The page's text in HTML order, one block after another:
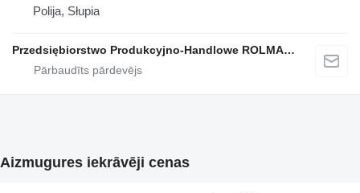
Polija, Słupia
Przedsiębiorstwo Produkcyjno-Handlowe ROLMAPOL Marcin Dziekan
Aizmugures iekrāvēji cenas